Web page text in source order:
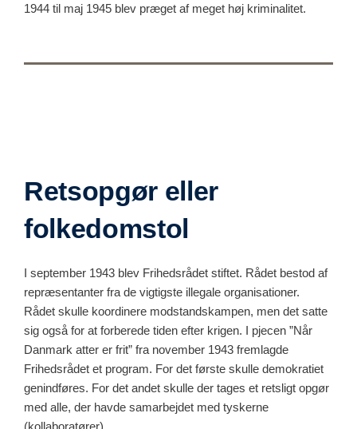
1944 til maj 1945 blev præget af meget høj kriminalitet.
Retsopgør eller
folkedomstol
I september 1943 blev Frihedsrådet stiftet. Rådet bestod af
repræsentanter fra de vigtigste illegale organisationer.
Rådet skulle koordinere modstandskampen, men det satte
sig også for at forberede tiden efter krigen. I pjecen ”Når
Danmark atter er frit” fra november 1943 fremlagde
Frihedsrådet et program. For det første skulle demokratiet
genindføres. For det andet skulle der tages et retsligt opgør
med alle, der havde samarbejdet med tyskerne
(kollaboratører).